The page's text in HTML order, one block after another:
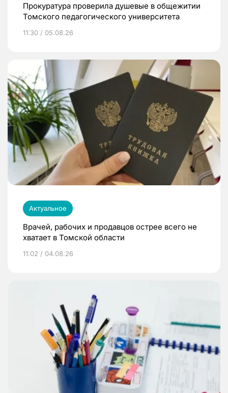
Прокуратура проверила душевые в общежитии
Томского педагогического университета
11:30 / 05.08.26
Актуальное
Врачей, рабочих и продавцов острее всего не
хватает в Томской области
11:02 / 04.08.26